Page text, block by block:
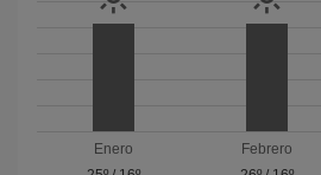
Enero
Febrero